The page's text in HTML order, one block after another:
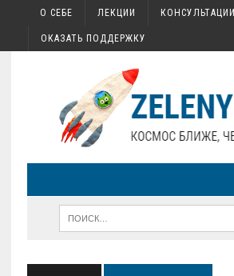
О СЕБЕ ЛЕКЦИИ КОНСУЛЬТАЦИИ
ОКАЗАТЬ ПОДДЕРЖКУ